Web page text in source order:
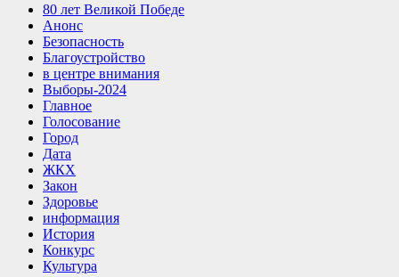
80 лет Великой Победе
Анонс
Безопасность
Благоустройство
в центре внимания
Выборы-2024
Главное
Голосование
Город
Дата
ЖКХ
Закон
Здоровье
информация
История
Конкурс
Культура